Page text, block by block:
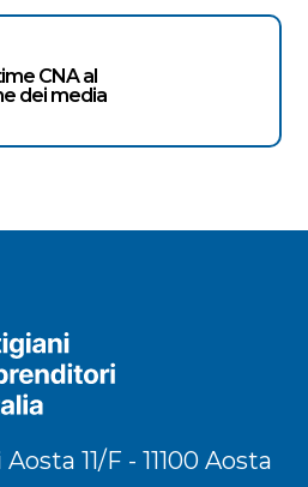
CNA al
dei media
11/F - 11100 Aosta